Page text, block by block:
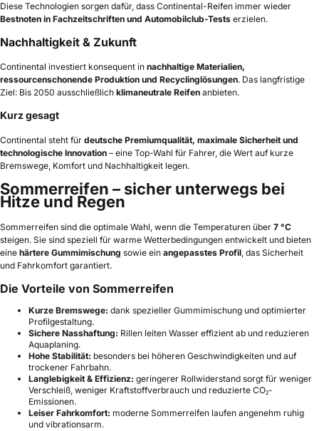
Diese Technologien sorgen dafür, dass Continental-Reifen immer wieder
Bestnoten in Fachzeitschriften und Automobilclub-Tests erzielen.
Nachhaltigkeit & Zukunft
Continental investiert konsequent in nachhaltige Materialien,
ressourcenschonende Produktion und Recyclinglösungen. Das langfristige
Ziel: Bis 2050 ausschließlich klimaneutrale Reifen anbieten.
Kurz gesagt
Continental steht für deutsche Premiumqualität, maximale Sicherheit und
technologische Innovation – eine Top-Wahl für Fahrer, die Wert auf kurze
Bremswege, Komfort und Nachhaltigkeit legen.
Sommerreifen – sicher unterwegs bei
Hitze und Regen
Sommerreifen sind die optimale Wahl, wenn die Temperaturen über 7 °C
steigen. Sie sind speziell für warme Wetterbedingungen entwickelt und bieten
eine härtere Gummimischung sowie ein angepasstes Profil, das Sicherheit
und Fahrkomfort garantiert.
Die Vorteile von Sommerreifen
Kurze Bremswege: dank spezieller Gummimischung und optimierter
Profilgestaltung.
Sichere Nasshaftung: Rillen leiten Wasser effizient ab und reduzieren
Aquaplaning.
Hohe Stabilität: besonders bei höheren Geschwindigkeiten und auf
trockener Fahrbahn.
Langlebigkeit & Effizienz: geringerer Rollwiderstand sorgt für weniger
Verschleiß, weniger Kraftstoffverbrauch und reduzierte CO₂-
Emissionen.
Leiser Fahrkomfort: moderne Sommerreifen laufen angenehm ruhig
und vibrationsarm.